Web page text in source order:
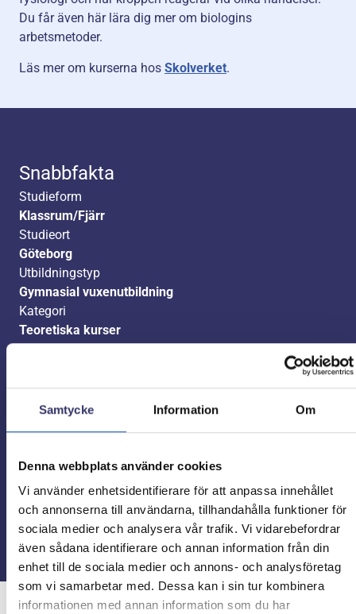
Samtycke Information Om
Denna webbplats använder cookies
Vi använder enhetsidentifierare för att anpassa innehållet
och annonserna till användarna, tillhandahålla funktioner för
sociala medier och analysera vår trafik. Vi vidarebefordrar
även sådana identifierare och annan information från din
enhet till de sociala medier och annons- och analysföretag
som vi samarbetar med. Dessa kan i sin tur kombinera
informationen med annan information som du har
Du får även här lära dig mer om biologins
arbetsmetoder.
Läs mer om kurserna hos Skolverket.
Snabbfakta
Studieform
Klassrum/Fjärr
Studieort
Göteborg
Utbildningstyp
Gymnasial vuxenutbildning
Kategori
Teoretiska kurser
Studietid
Valfritt
Kurskod
BIOBIO01/BIOBIO02
Ansök nu